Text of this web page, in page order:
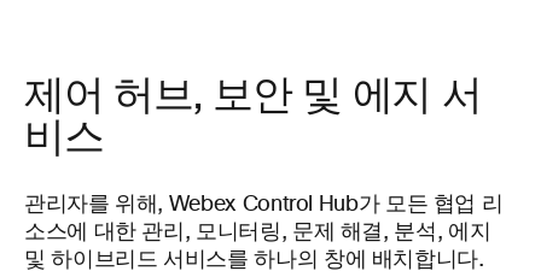
제어 허브, 보안 및 에지 서
비스
관리자를 위해, Webex Control Hub가 모든 협업 리
소스에 대한 관리, 모니터링, 문제 해결, 분석, 에지
및 하이브리드 서비스를 하나의 창에 배치합니다.